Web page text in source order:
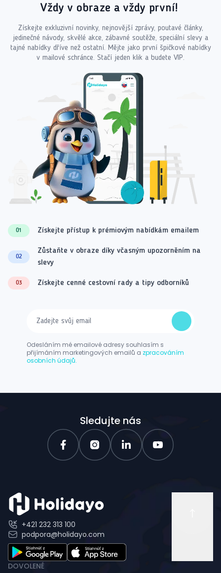
Vždy v obraze a vždy první!
Získejte exkluzivní novinky, nejnovější zprávy, poutavé články,
jedinečné návody, skvělé akce, zábavné soutěže, speciální slevy a
tajné nabídky dříve než ostatní. Mějte jako první špičkové nabídky
v mailové schránce. Stačí jeden klik a budete VIP.
01 Získejte přístup k prémiovým nabídkám emailem
02
Zůstaňte v obraze díky včasným upozorněním na
slevy
03 Získejte cenné cestovní rady a tipy odborníků
Odesláním mé emailové adresy souhlasím s
přijímáním marketingových emailů a zpracováním
osobních údajů.
Sledujte nás
+421 232 313 100
podpora@holidayo.com
DOVOLENÉ